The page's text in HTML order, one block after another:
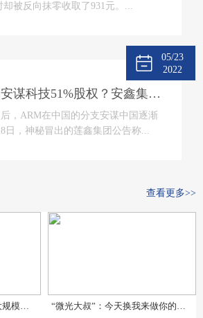
却被反向抹零收取了931元。...
05/23
2022
莲鑫基金拟收购安谋科技51%股权？安鑫集团回应
，ARM在中国的分支安谋中国逐渐
日，神秘冒出的莲鑫集团公告称...
查看更多>>
四川阿坝马尔康市开展大规模地震应急疏散演练暨地震预警系统测试 “微光大叔”：今天换我来做你的微光